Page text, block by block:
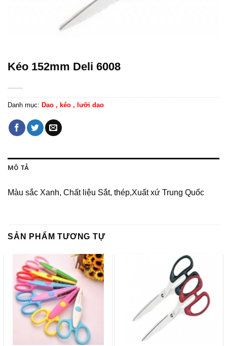
Kéo 152mm Deli 6008
Danh mục: Dao , kéo , lưỡi dao
MÔ TẢ
Màu sắc Xanh, Chất liệu Sắt, thép,Xuất xứ Trung Quốc
SẢN PHẨM TƯƠNG TỰ